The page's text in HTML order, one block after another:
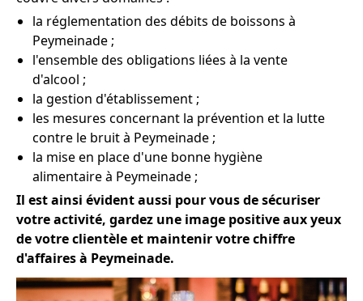
la réglementation des débits de boissons à
Peymeinade ;
l'ensemble des obligations liées à la vente
d'alcool ;
la gestion d'établissement ;
les mesures concernant la prévention et la lutte
contre le bruit à Peymeinade ;
la mise en place d'une bonne hygiène
alimentaire à Peymeinade ;
Il est ainsi évident aussi pour vous de sécuriser
votre activité, gardez une image positive aux yeux
de votre clientèle et maintenir votre chiffre
d'affaires à Peymeinade.